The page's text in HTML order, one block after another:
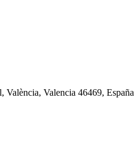
Valencia 46469, España